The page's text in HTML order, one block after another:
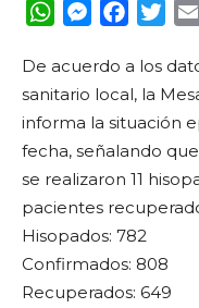
WhatsApp
Messenger
De acuerdo a los
sanitario local, la
informa la situación
fecha, señalando
se realizaron 11
pacientes
Hisopados: 782
Confirmados: 808
Recuperados: 649